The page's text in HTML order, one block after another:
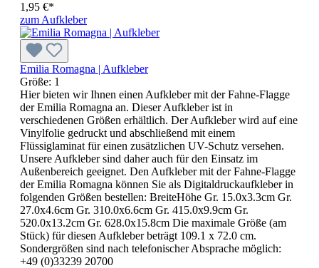
1,95 €*
zum Aufkleber
Emilia Romagna | Aufkleber
Größe: 1
Hier bieten wir Ihnen einen Aufkleber mit der Fahne-Flagge
der Emilia Romagna an. Dieser Aufkleber ist in
verschiedenen Größen erhältlich. Der Aufkleber wird auf eine
Vinylfolie gedruckt und abschließend mit einem
Flüssiglaminat für einen zusätzlichen UV-Schutz versehen.
Unsere Aufkleber sind daher auch für den Einsatz im
Außenbereich geeignet. Den Aufkleber mit der Fahne-Flagge
der Emilia Romagna können Sie als Digitaldruckaufkleber in
folgenden Größen bestellen: BreiteHöhe Gr. 15.0x3.3cm Gr.
27.0x4.6cm Gr. 310.0x6.6cm Gr. 415.0x9.9cm Gr.
520.0x13.2cm Gr. 628.0x15.8cm Die maximale Größe (am
Stück) für diesen Aufkleber beträgt 109.1 x 72.0 cm.
Sondergrößen sind nach telefonischer Absprache möglich:
+49 (0)33239 20700